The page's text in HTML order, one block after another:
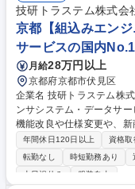
【資格取得支援】業務に
取得。費用は会社が全額負担します！ 募集職種 【
業員/枚方市】ご経験者向
技研トラステム株式会
京都【組込みエン
サービスの国内
月給28万円以上
京都府京都市伏見区
企業名 技研トラステム株式会社 求人名 京都【組込みエンジニ
ンサシステム・データサービスの国内No.1
機能改良や仕様変更や、
の、【組込みソフト設計】を担当頂きます
画・商品化と複数年のプロ
れます。社内には、製造、
年間休日120日以上 資格取
転勤なし
時短勤務あり
土日祝休み
服装自由